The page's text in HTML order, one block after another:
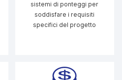
sistemi di ponteggi per
soddisfare i requisiti
specifici del progetto